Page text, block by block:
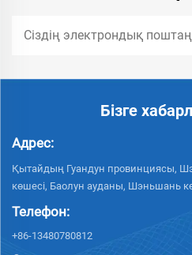
Бізге
Адрес:
Қытайдың Гуандун провинциясы,
көшесі, Баолун ауданы, Шэньшань
Телефон:
+86-13480780812